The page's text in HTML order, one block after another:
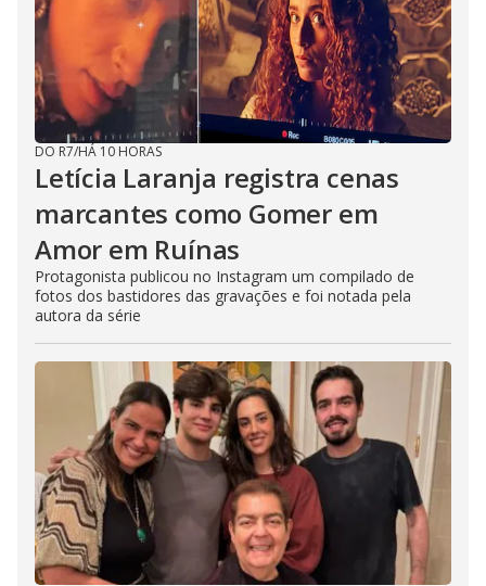
DO R7/HÁ 10 HORAS
Letícia Laranja registra cenas
marcantes como Gomer em
Amor em Ruínas
Protagonista publicou no Instagram um compilado de
fotos dos bastidores das gravações e foi notada pela
autora da série